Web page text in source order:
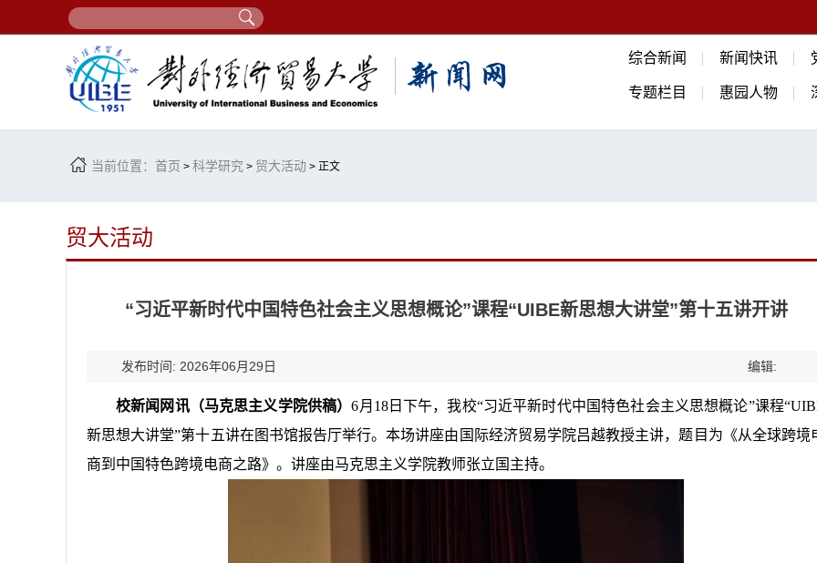
综合新闻 新闻快讯
专题栏目 惠园人物
当前位置： 首页 > 科学研究 > 贸大活动 > 正文
贸大活动
“习近平新时代中国特色社会主义思想概论”课程“UIBE新思想大讲堂”第十五讲开讲
发布时间: 2026年06月29日 编辑:
校新闻网讯（马克思主义学院供稿）6月18日下午，我校“习近平新时代中国特色社会主义思想概论”课程
新思想大讲堂”第十五讲在图书馆报告厅举行。本场讲座由国际经济贸易学院吕越教授主讲，题目为《从全球跨境
商到中国特色跨境电商之路》。讲座由马克思主义学院教师张立国主持。